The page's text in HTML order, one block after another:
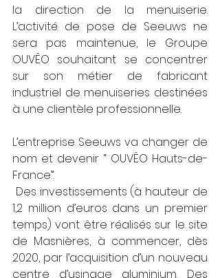
la direction de la menuiserie.
L’activité de pose de Seeuws ne
sera pas maintenue, le Groupe
OUVÊO souhaitant se concentrer
sur son métier de fabricant
industriel de menuiseries destinées
à une clientèle professionnelle.
L’entreprise Seeuws va changer de
nom et devenir “ OUVÊO Hauts-de-
France”.
1,2 million d’euros dans un premier
temps) vont être réalisés sur le site
de Masnières, à commencer, dès
2020, par l’acquisition d’un nouveau
centre d’usinage aluminium. Des